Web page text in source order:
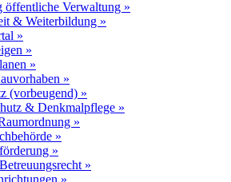
öffentliche Verwaltung »
& Weiterbildung »
»
»
»
»
(vorbeugend) »
& Denkmalpflege »
»
»
»
»
»